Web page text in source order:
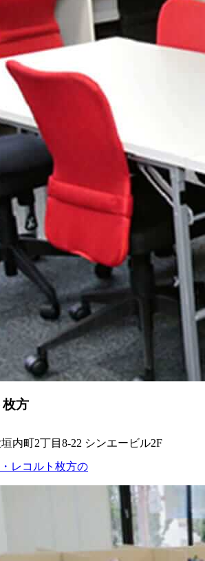
枚方
内町2丁目8-22 シンエービル2F
レコルト枚方の